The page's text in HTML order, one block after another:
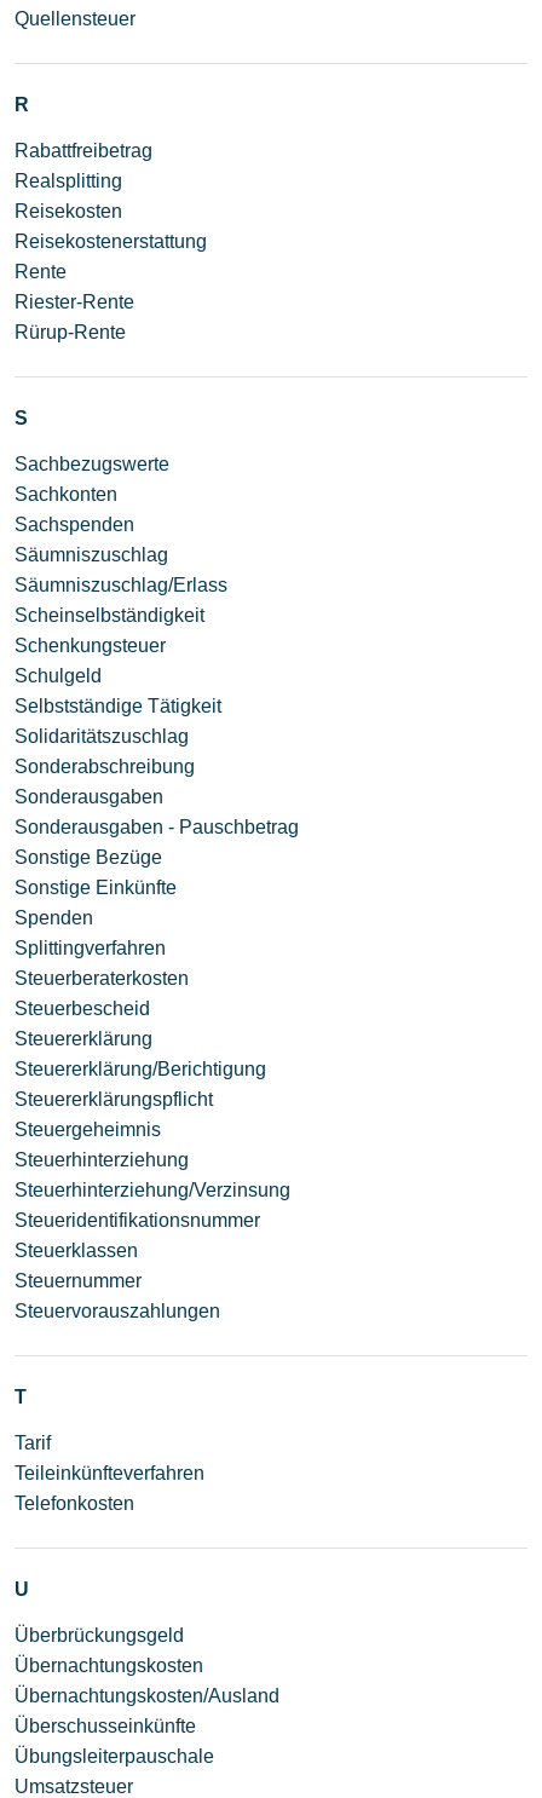
Quellensteuer
R
Rabattfreibetrag
Realsplitting
Reisekosten
Reisekostenerstattung
Rente
Riester-Rente
Rürup-Rente
S
Sachbezugswerte
Sachkonten
Sachspenden
Säumniszuschlag
Säumniszuschlag/Erlass
Scheinselbständigkeit
Schenkungsteuer
Schulgeld
Selbstständige Tätigkeit
Solidaritätszuschlag
Sonderabschreibung
Sonderausgaben
Sonderausgaben - Pauschbetrag
Sonstige Bezüge
Sonstige Einkünfte
Spenden
Splittingverfahren
Steuerberaterkosten
Steuerbescheid
Steuererklärung
Steuererklärung/Berichtigung
Steuererklärungspflicht
Steuergeheimnis
Steuerhinterziehung
Steuerhinterziehung/Verzinsung
Steueridentifikationsnummer
Steuerklassen
Steuernummer
Steuervorauszahlungen
T
Tarif
Teileinkünfteverfahren
Telefonkosten
U
Überbrückungsgeld
Übernachtungskosten
Übernachtungskosten/Ausland
Überschusseinkünfte
Übungsleiterpauschale
Umsatzsteuer